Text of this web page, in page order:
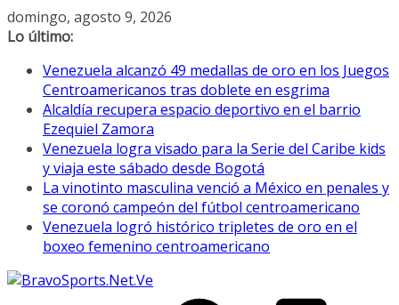
Saltar
al
domingo, agosto 9, 2026
Lo último:
Venezuela alcanzó 49 medallas de oro en los Juegos
Centroamericanos tras doblete en esgrima
Alcaldía recupera espacio deportivo en el barrio
Ezequiel Zamora
Venezuela logra visado para la Serie del Caribe kids
y viaja este sábado desde Bogotá
La vinotinto masculina venció a México en penales y
se coronó campeón del fútbol centroamericano
Venezuela logró histórico tripletes de oro en el
boxeo femenino centroamericano